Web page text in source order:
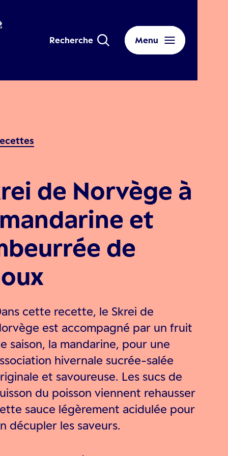
Recherche Menu
de Norvège à
et
de
cette recette, le Skrei de
est accompagné par un fruit
saison, la mandarine, pour une
hivernale sucrée-salée
et savoureuse. Les sucs de
du poisson viennent rehausser
sauce légèrement acidulée pour
décupler les saveurs.